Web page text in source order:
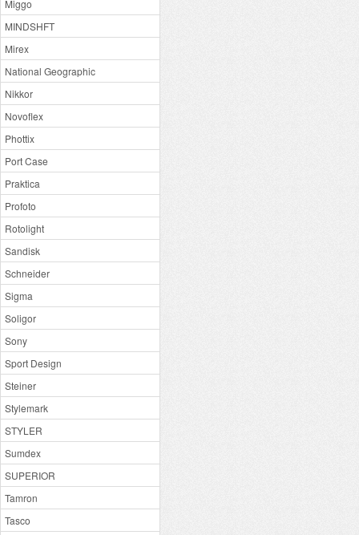
Miggo
MINDSHFT
Mirex
National Geographic
Nikkor
Novoflex
Phottix
Port Case
Praktica
Profoto
Rotolight
Sandisk
Schneider
Sigma
Soligor
Sony
Sport Design
Steiner
Stylemark
STYLER
Sumdex
SUPERIOR
Tamron
Tasco